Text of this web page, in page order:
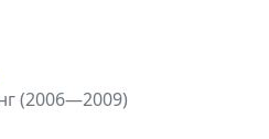
(2006—2009)